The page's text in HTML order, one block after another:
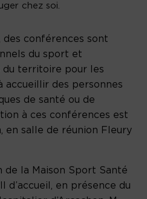
chez soi.
des conférences sont
du sport et
du territoire pour les
accueillir des personnes
de santé ou de
à ces conférences est
en salle de réunion Fleury
de la Maison Sport Santé
d’accueil, en présence du